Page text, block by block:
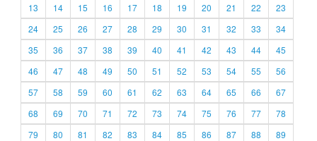
13
14 15 16 17 18 19 20 21 22
23
24
25 26 27 28 29 30 31 32 33
34
35
36 37 38 39 40 41 42 43 44
45
46
47 48 49 50 51 52 53 54 55
56
57
58 59 60 61 62 63 64 65 66
67
68
69 70 71 72 73 74 75 76 77
78
79
80 81 82 83 84 85 86 87 88
89